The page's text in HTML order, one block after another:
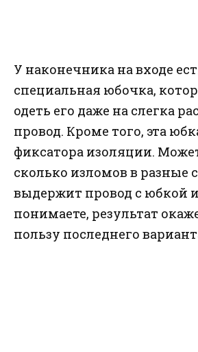
У наконечника на входе
специальная юбочка,
одеть его даже на слегка
провод. Кроме того, эта
фиксатора изоляции.
сколько изломов в разные
выдержит провод с юбкой и
понимаете, результат
пользу последнего